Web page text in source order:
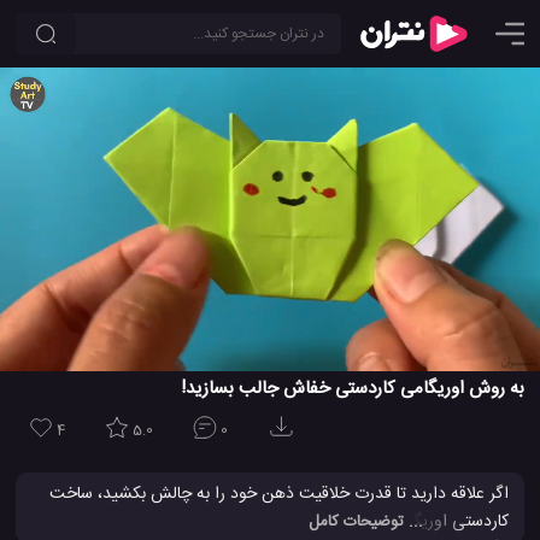
به روش اوریگامی کاردستی خفاش جالب بسازید!
4 5.0 0
اگر علاقه دارید تا قدرت خلاقیت ذهن خود را به چالش بکشید، ساخت
کاردستی اوریگامی یکی از بهترین راهکارها است. شما نیز می‌توانید با یک
... توضیحات کامل